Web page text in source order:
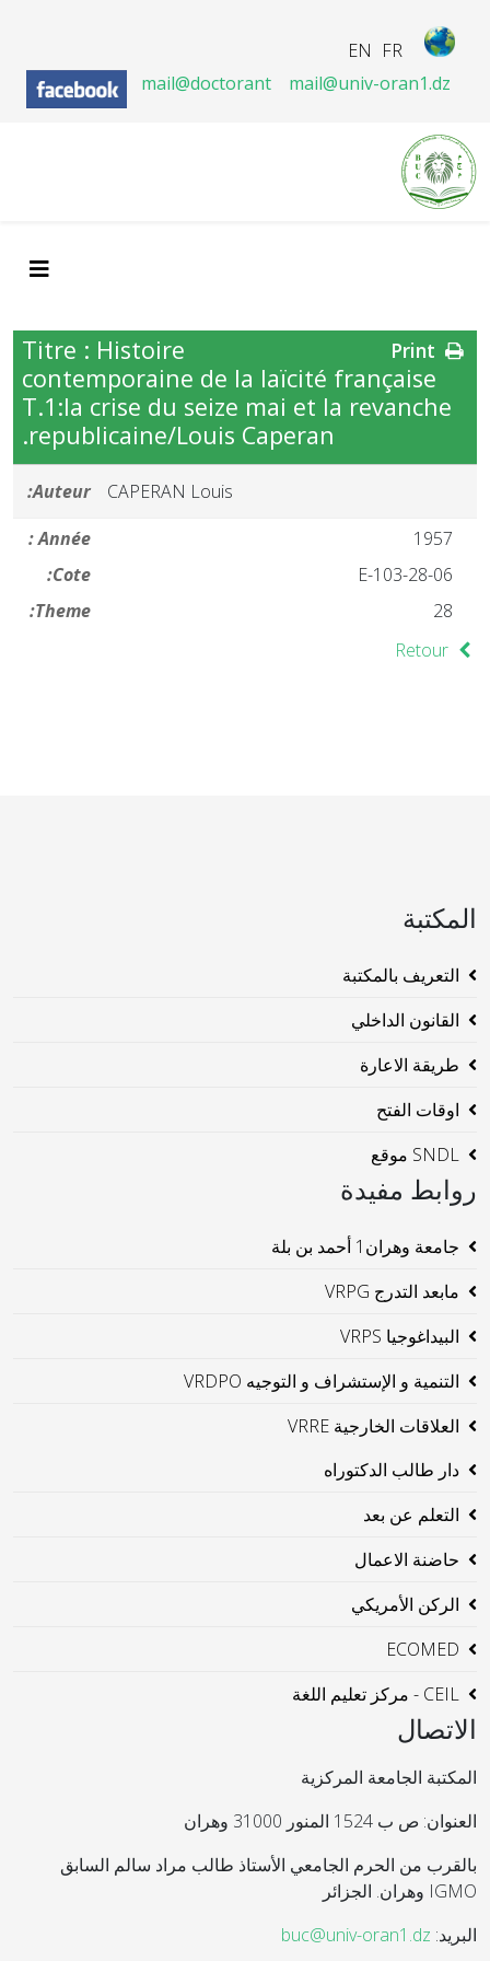
FR
EN
mail@doctorant
mail@univ-oran1.dz
Titre : Histoire
contemporaine de la laïcité française
T.1:la crise du seize mai et la revanche
republicaine/Louis Caperan.
Auteur:
CAPERAN Louis
Année :
1957
Cote:
28-06-E-103
Theme:
28
Retour
المكتبة
التعريف بالمكتبة
القانون الداخلي
طريقة الاعارة
اوقات الفتح
SNDL موقع
روابط مفيدة
جامعة وهران1 أحمد بن بلة
مابعد التدرج VRPG
البيداغوجيا VRPS
التنمية و الإستشراف و التوجيه VRDPO
العلاقات الخارجية VRRE
دار طالب الدكتوراه
التعلم عن بعد
حاضنة الاعمال
الركن الأمريكي
ECOMED
CEIL - مركز تعليم اللغة
الاتصال
المكتبة الجامعة المركزية
العنوان: ص ب 1524 المنور 31000 وهران
بالقرب من الحرم الجامعي الأستاذ طالب مراد سالم السابق
IGMO وهران. الجزائر
البريد: buc@univ-oran1.dz